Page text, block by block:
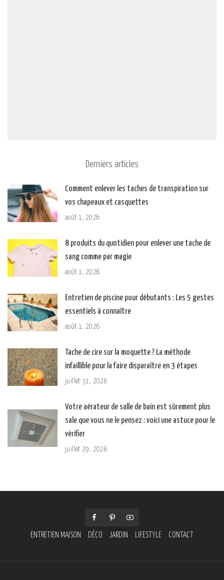
Derniers articles
Comment enlever les taches de transpiration sur
vos chapeaux et casquettes
août 1, 2026
8 produits du quotidien pour enlever une tache de
sang comme par magie
août 1, 2026
Entretien de piscine pour débutants : Les 5 gestes
essentiels à connaître
août 1, 2026
Tache de cire sur la moquette ? La méthode
infaillible pour la faire disparaître en 3 étapes
juillet 31, 2026
Votre aérateur de salle de bain est sûrement plus
sale que vous ne le pensez : voici une astuce pour le
vérifier
juillet 29, 2026
ENTRETIEN MAISON DÉCO JARDIN LIFESTYLE CONTACT